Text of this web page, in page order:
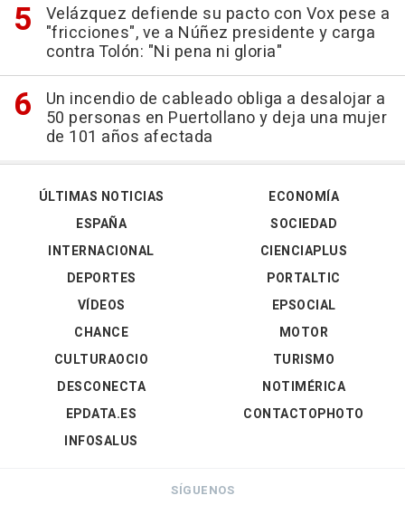
Velázquez defiende su pacto con Vox pese a
"fricciones", ve a Núñez presidente y carga
contra Tolón: "Ni pena ni gloria"
Un incendio de cableado obliga a desalojar a
50 personas en Puertollano y deja una mujer
de 101 años afectada
ÚLTIMAS NOTICIAS
ESPAÑA
INTERNACIONAL
DEPORTES
VÍDEOS
ECONOMÍA
SOCIEDAD
CIENCIAPLUS
PORTALTIC
EPSOCIAL
CHANCE
CULTURAOCIO
DESCONECTA
EPDATA.ES
INFOSALUS
MOTOR
TURISMO
NOTIMÉRICA
CONTACTOPHOTO
SÍGUENOS